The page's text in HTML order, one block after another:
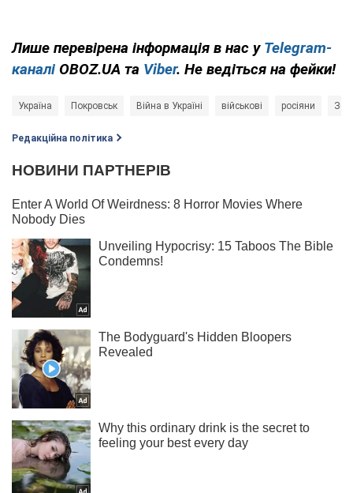
Лише перевірена інформація в нас у Telegram-
каналі OBOZ.UA та Viber. Не ведіться на фейки!
Україна Покровськ Війна в Україні військові росіяни
Редакційна політика